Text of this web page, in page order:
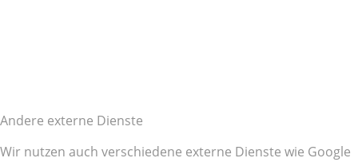
Andere externe Dienste
Wir nutzen auch verschiedene externe Dienste wie Google